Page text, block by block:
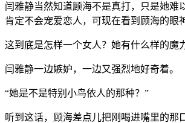
闫雅静当然知道顾海不是真打，只是她
肯定不会宠爱恋人，可现在看到顾海的眼
这到底是怎样一个女人？她有什么样的魔
闫雅静一边嫉妒，一边又强烈地好奇着。
“她是不是特别小鸟依人的那种？”
听到这话，顾海差点儿把刚喝进嘴里的那